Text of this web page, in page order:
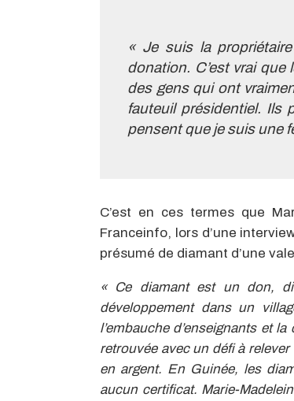
« Je suis la
donation. C’est vrai
des gens qui ont
fauteuil présidentiel. Ils
pensent que je suis une
C’est en ces termes que
Franceinfo, lors d’une
présumé de diamant d’une
« Ce diamant est un don,
développement dans un
l’embauche d’enseignants et
retrouvée avec un défi à
en argent. En Guinée, les
aucun certificat. Marie-